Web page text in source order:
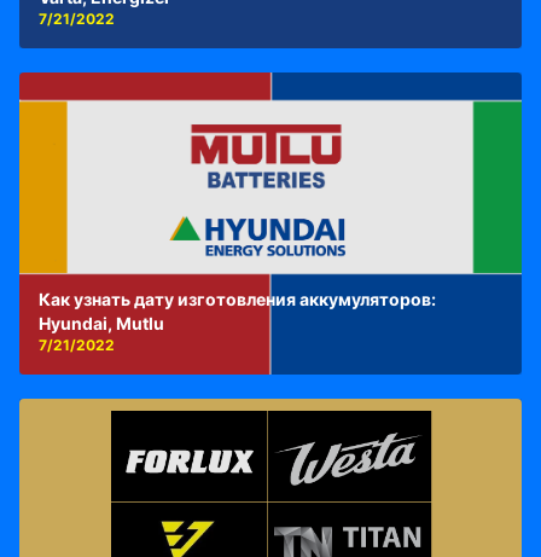
7/21/2022
Как узнать дату изготовления аккумуляторов:
Hyundai, Mutlu
7/21/2022